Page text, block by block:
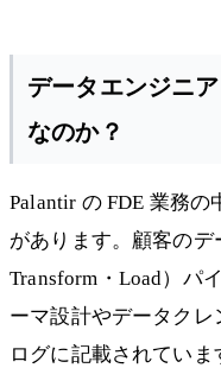
データエンジニ
なのか？
Palantir の FDE 業務
があります。顧客のデ
Transform・Load）パ
ーマ設計やデータク
ログに記載されていま